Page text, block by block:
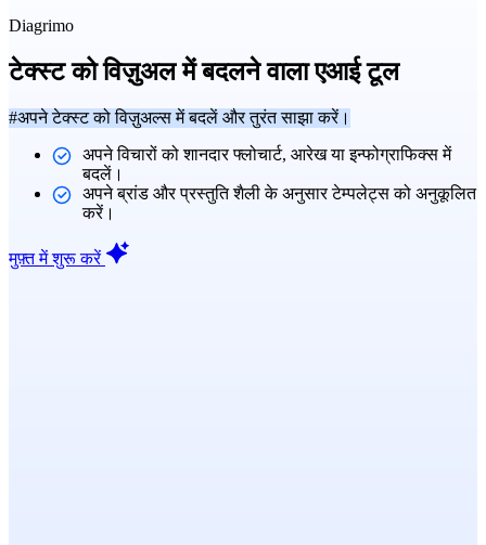
Diagrimo
टेक्स्ट को विज़ुअल में बदलने वाला एआई टूल
#अपने टेक्स्ट को विज़ुअल्स में बदलें और तुरंत साझा करें।
अपने विचारों को शानदार फ्लोचार्ट, आरेख या इन्फोग्राफिक्स में
बदलें।
अपने ब्रांड और प्रस्तुति शैली के अनुसार टेम्पलेट्स को अनुकूलित
करें।
मुफ़्त में शुरू करें